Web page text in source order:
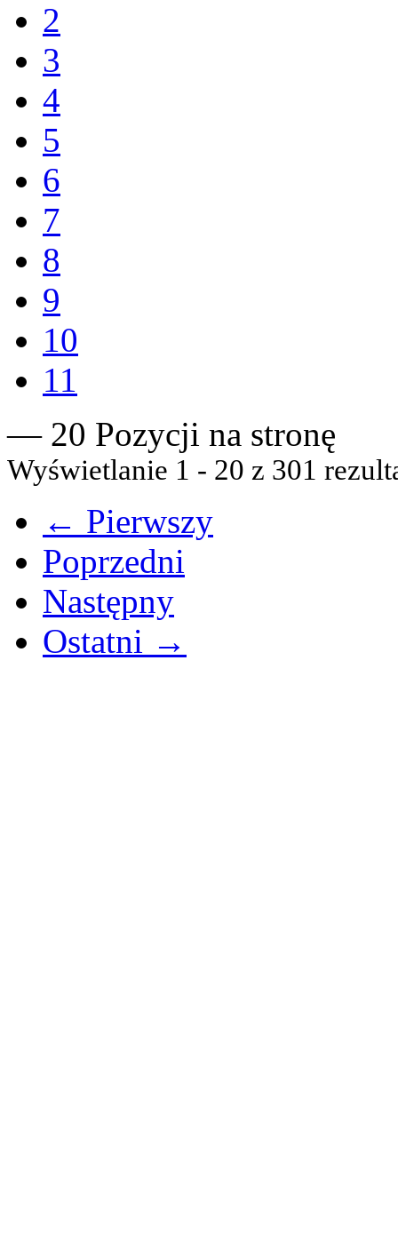
2
3
4
5
6
7
8
9
10
11
— 20 Pozycji na stronę
Wyświetlanie 1 - 20 z 301
← Pierwszy
Poprzedni
Następny
Ostatni →